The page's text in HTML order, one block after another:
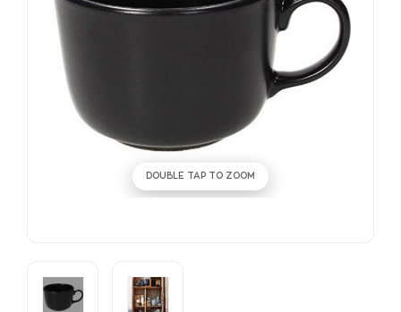
DOUBLE TAP TO ZOOM